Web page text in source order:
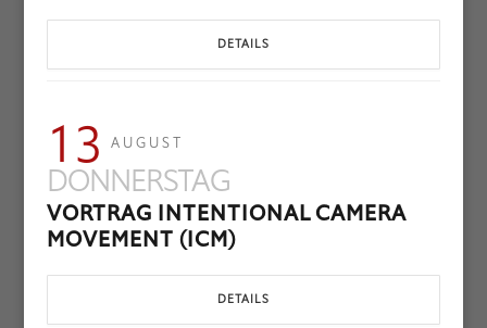
DETAILS
13 AUGUST
DONNERSTAG
VORTRAG INTENTIONAL CAMERA
MOVEMENT (ICM)
DETAILS